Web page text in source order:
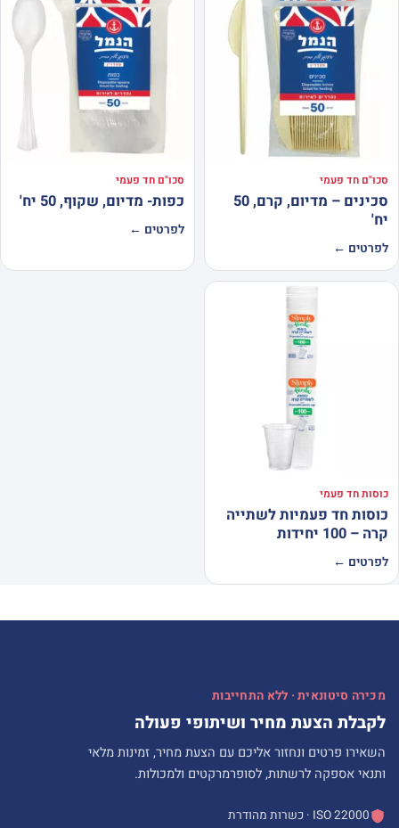
סכו"ם חד פעמי
סכינים – מדיום, קרם, 50
יח'
לפרטים ←
סכו"ם חד פעמי
כפות- מדיום, שקוף, 50 יח'
לפרטים ←
כוסות חד פעמי
כוסות חד פעמיות לשתייה
קרה – 100 יחידות
לפרטים ←
מכירה סיטונאית · ללא התחייבות
לקבלת הצעת מחיר ושיתופי פעולה
השאירו פרטים ונחזור אליכם עם הצעת מחיר, זמינות מלאי
ותנאי אספקה לרשתות, לסופרמרקטים ולמכולות.
ISO 22000 · כשרות מהודרת